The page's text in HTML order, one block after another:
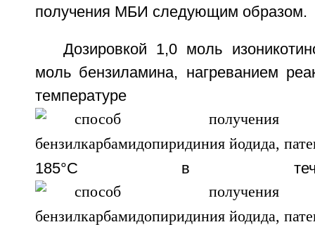
получения МБИ следующим образом.
Дозировкой 1,0 моль
моль бензиламина, нагреванием
185°С в